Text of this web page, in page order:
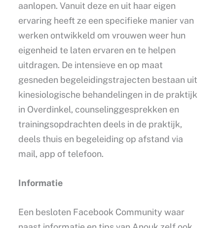
aanlopen. Vanuit deze en uit haar eigen
ervaring heeft ze een specifieke manier van
werken ontwikkeld om vrouwen weer hun
eigenheid te laten ervaren en te helpen
uitdragen. De intensieve en op maat
gesneden begeleidingstrajecten bestaan uit
kinesiologische behandelingen in de praktijk
in Overdinkel, counselinggesprekken en
trainingsopdrachten deels in de praktijk,
deels thuis en begeleiding op afstand via
mail, app of telefoon.
Informatie
Een besloten Facebook Community waar